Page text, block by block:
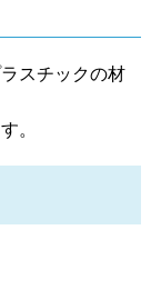
スチックの材
。